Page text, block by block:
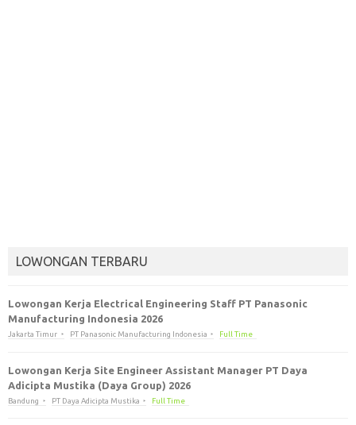
LOWONGAN TERBARU
Lowongan Kerja Electrical Engineering Staff PT Panasonic
Manufacturing Indonesia 2026
Jakarta Timur PT Panasonic Manufacturing Indonesia Full Time
Lowongan Kerja Site Engineer Assistant Manager PT Daya
Adicipta Mustika (Daya Group) 2026
Bandung PT Daya Adicipta Mustika Full Time